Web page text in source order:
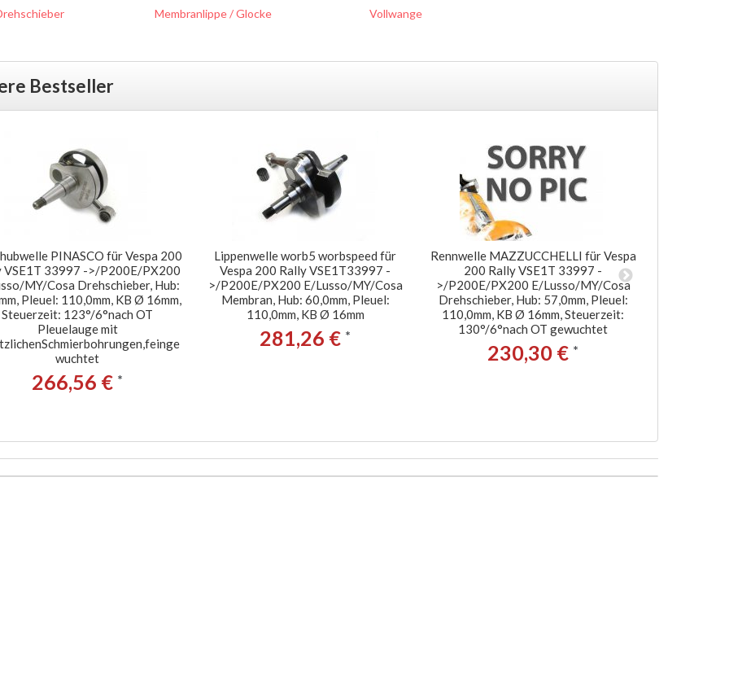
Membranlippe / Glocke Vollwange
Bestseller
PINASCO für Vespa 200
VSE1T 33997 ->/P200E/PX200
MY/Cosa Drehschieber, Hub:
Pleuel: 110,0mm, KB Ø 16mm,
Steuerzeit: 123°/6°nach OT
Pleuelauge mit
wuchtet
266,56 € *
Lippenwelle worb5 worbspeed für
Vespa 200 Rally VSE1T33997 -
>/P200E/PX200 E/Lusso/MY/Cosa
Membran, Hub: 60,0mm, Pleuel:
110,0mm, KB Ø 16mm
281,26 € *
Rennwelle MAZZUCCHELLI für Vespa
200 Rally VSE1T 33997 -
>/P200E/PX200 E/Lusso/MY/Cosa
Drehschieber, Hub: 57,0mm, Pleuel:
110,0mm, KB Ø 16mm, Steuerzeit:
130°/6°nach OT gewuchtet
230,30 € *